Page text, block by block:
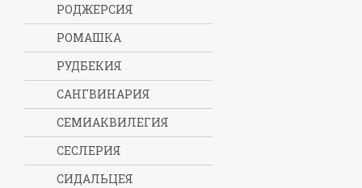
РОДЖЕРСИЯ
РОМАШКА
РУДБЕКИЯ
САНГВИНАРИЯ
СЕМИАКВИЛЕГИЯ
СЕСЛЕРИЯ
СИДАЛЬЦЕЯ